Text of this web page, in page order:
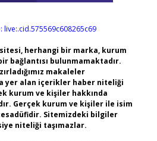
live:.cid.575569c608265c69
herhangi bir marka, kurum
bağlantısı bulunmamaktadır.
makaleler
yer alan içerikler haber niteliği
kurum ve kişiler hakkında
Gerçek kurum ve kişiler ile isim
Sitemizdeki bilgiler
niteliği taşımazlar.